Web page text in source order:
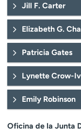
Jill F. Carter
Elizabeth G.
Patricia Gates
Lynette Crow-
Emily Robinson
Oficina de la Junta